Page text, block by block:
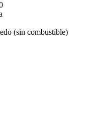
(sin combustible)